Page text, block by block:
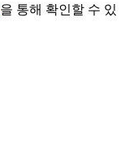
을 통해 확인할 수 있